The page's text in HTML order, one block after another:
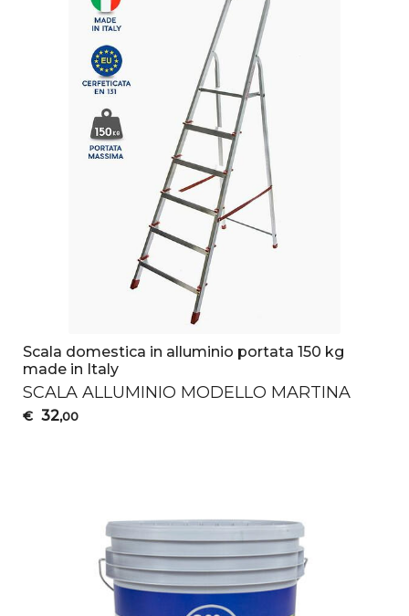
Scala domestica in alluminio portata 150 kg
made in Italy
SCALA ALLUMINIO MODELLO MARTINA
€ 32,00